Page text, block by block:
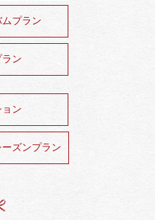
プラン
ン
ョン
ズンプラン